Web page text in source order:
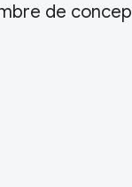
de